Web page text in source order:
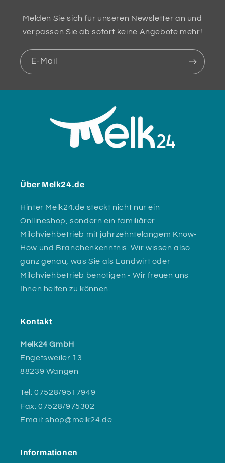
Melden Sie sich für unseren Newsletter an und
verpassen Sie ab sofort keine Angebote mehr!
E-Mail
Über Melk24.de
Hinter Melk24.de steckt nicht nur ein
Onllineshop, sondern ein familiärer
Milchviehbetrieb mit jahrzehntelangem Know-
How und Branchenkenntnis. Wir wissen also
ganz genau, was Sie als Landwirt oder
Milchviehbetrieb benötigen - Wir freuen uns
Ihnen helfen zu können.
Kontakt
Melk24 GmbH
Engetsweiler 13
88239 Wangen
Tel: 07528/9517949
Fax: 07528/975302
Email: shop@melk24.de
Informationen